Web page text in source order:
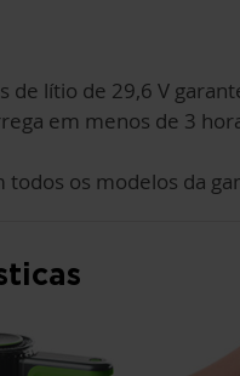
de lítio de 29,6 V
em menos de 3
todos os modelos da